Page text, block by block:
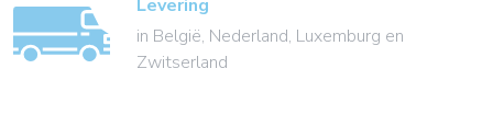
Levering
in België, Nederland, Luxemburg en
Zwitserland